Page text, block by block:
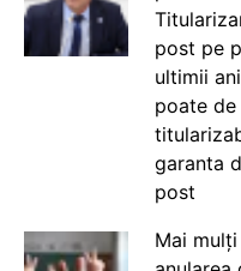
post pe
ultimii
poate
garanta
post
Mai